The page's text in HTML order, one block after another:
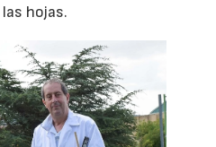
hojas.